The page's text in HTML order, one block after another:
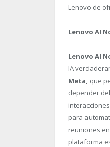
Lenovo de
Lenovo AI
Lenovo AI
IA
Meta, que
depender
para
reuniones
plataforma